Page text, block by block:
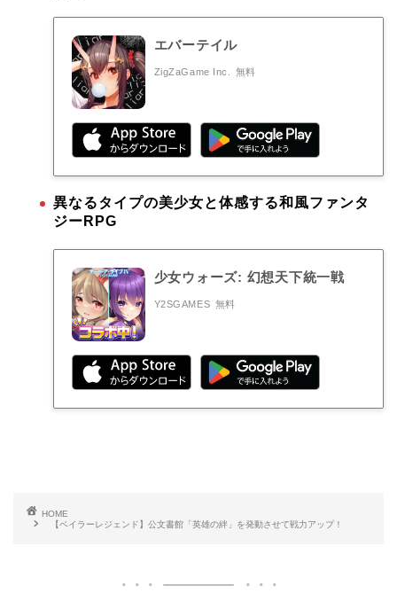
エバーテイル
ZigZaGame Inc. 無料
異なるタイプの美少女と体感する和風ファンタ
ジーRPG
少女ウォーズ: 幻想天下統一戦
Y2SGAMES 無料
HOME
【ベイラーレジェンド】公文書館「英雄の絆」を発動させて戦力アップ！